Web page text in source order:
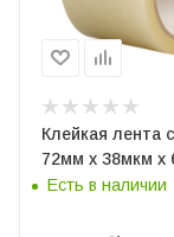
Клейкая лента
72мм х 38мкм х
Есть в наличии